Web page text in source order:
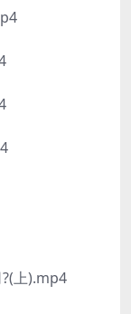
上).mp4